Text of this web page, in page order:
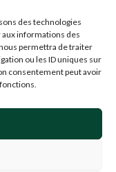
des technologies
informations des
permettra de traiter
ou les ID uniques sur
consentement peut avoir